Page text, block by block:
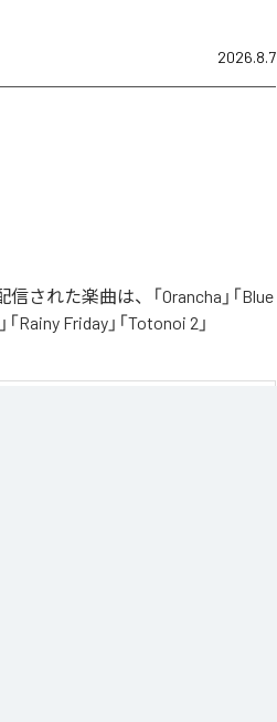
2026.8.7
された楽曲は、「Orancha」「Blue
Rainy Friday」「Totonoi 2」